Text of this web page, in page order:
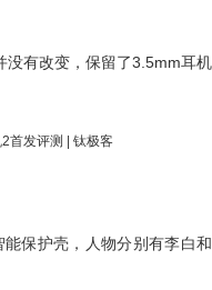
没有改变，保留了3.5mm耳机
保护壳，人物分别有李白和